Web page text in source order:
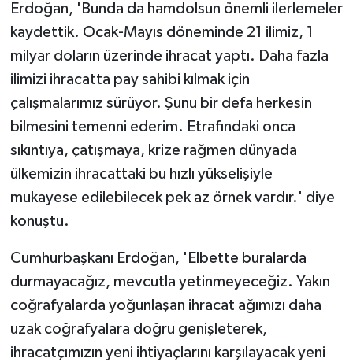
Erdoğan, 'Bunda da hamdolsun önemli ilerlemeler
kaydettik. Ocak-Mayıs döneminde 21 ilimiz, 1
milyar doların üzerinde ihracat yaptı. Daha fazla
ilimizi ihracatta pay sahibi kılmak için
çalışmalarımız sürüyor. Şunu bir defa herkesin
bilmesini temenni ederim. Etrafındaki onca
sıkıntıya, çatışmaya, krize rağmen dünyada
ülkemizin ihracattaki bu hızlı yükselişiyle
mukayese edilebilecek pek az örnek vardır.' diye
konuştu.
Cumhurbaşkanı Erdoğan, 'Elbette buralarda
durmayacağız, mevcutla yetinmeyeceğiz. Yakın
coğrafyalarda yoğunlaşan ihracat ağımızı daha
uzak coğrafyalara doğru genişleterek,
ihracatçımızın yeni ihtiyaçlarını karşılayacak yeni